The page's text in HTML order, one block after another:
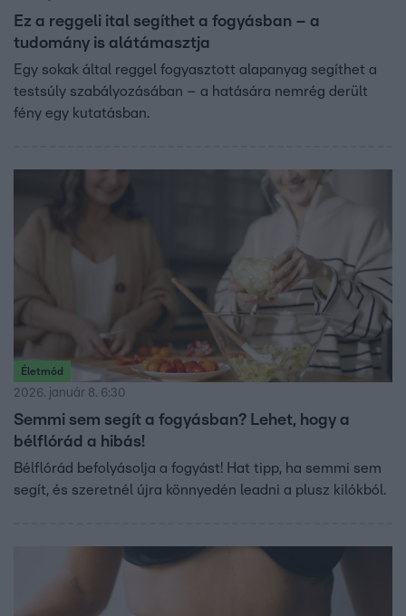
Ez a reggeli ital segíthet a fogyásban – a
tudomány is alátámasztja
Egy sokak által reggel fogyasztott alapanyag segíthet a
testsúly szabályozásában – a hatására nemrég derült
fény egy kutatásban.
Életmód
2026. január 8. 6:30
Semmi sem segít a fogyásban? Lehet, hogy a
bélflórád a hibás!
Bélflórád befolyásolja a fogyást! Hat tipp, ha semmi sem
segít, és szeretnél újra könnyedén leadni a plusz kilókból.